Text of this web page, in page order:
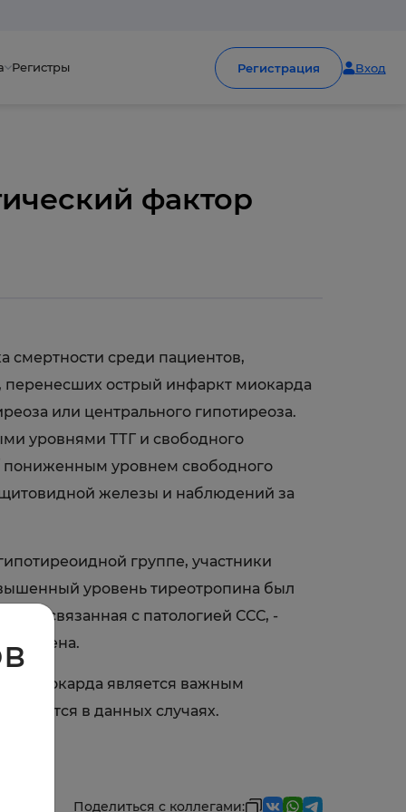
Регистры Регистрация Вход
фактор
смертности среди пациентов,
перенесших острый инфаркт миокарда
или центрального гипотиреоза.
уровнями ТТГ и свободного
пониженным уровнем свободного
щитовидной железы и наблюдений за
группе, участники
уровень тиреотропина был
не связанная с патологией ССС, -
миокарда является важным
в данных случаях.
Поделиться с коллегами: